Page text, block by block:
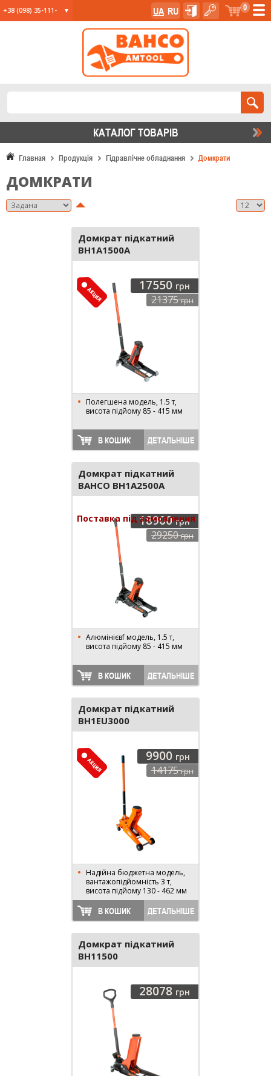
+38 (098) 35-111- 0
UA RU
Главная Продукція Гідравлічне обладнання Домкрати
ДОМКРАТИ
Домкрат підкатний
BH1A1500A
17550 грн
21375грн
Полегшена модель, 1.5 т,
висота підйому 85 - 415 мм
В КОШИК ДЕТАЛЬНІШЕ
Домкрат підкатний
BAHCO BH1A2500A
18900грн
29250грн
Поставка під замовлення
Алюмінієвf модель, 1.5 т,
висота підйому 85 - 415 мм
В КОШИК ДЕТАЛЬНІШЕ
Домкрат підкатний
BH1EU3000
9900 грн
14175грн
Надійна бюджетна модель,
вантажопідйомність 3 т,
висота підйому 130 - 462 мм
В КОШИК ДЕТАЛЬНІШЕ
Домкрат підкатний
BH11500
28078 грн
КАТАЛОГ ТОВАРIВ